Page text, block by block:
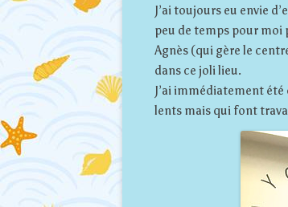
J’ai toujours eu envie
peu de temps pour moi
Agnès (qui gère le
dans ce joli lieu.
J’ai immédiatement
lents mais qui font